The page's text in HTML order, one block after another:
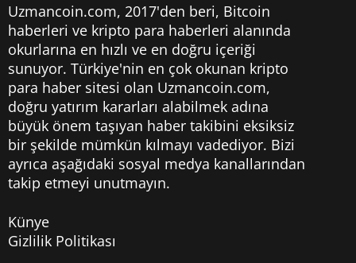
Uzmancoin.com, 2017'den beri, Bitcoin
haberleri ve kripto para haberleri alanında
okurlarına en hızlı ve en doğru içeriği
sunuyor. Türkiye'nin en çok okunan kripto
para haber sitesi olan Uzmancoin.com,
doğru yatırım kararları alabilmek adına
büyük önem taşıyan haber takibini eksiksiz
bir şekilde mümkün kılmayı vadediyor. Bizi
ayrıca aşağıdaki sosyal medya kanallarından
takip etmeyi unutmayın.
Künye
Gizlilik Politikası